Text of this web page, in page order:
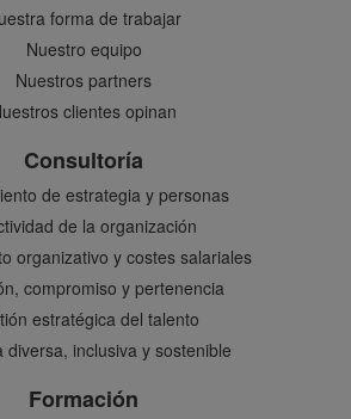
forma de trabajar
Nuestro equipo
Nuestros partners
clientes opinan
Consultoría
de estrategia y personas
de la organización
organizativo y costes salariales
compromiso y pertenencia
estratégica del talento
diversa, inclusiva y sostenible
Formación